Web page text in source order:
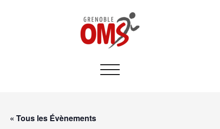
Afficher/masquer
« Tous les Évènements